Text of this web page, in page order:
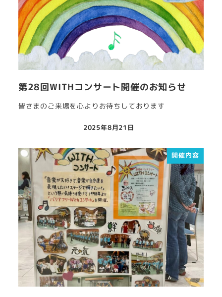
第28回WITHコンサート開催のお知らせ
皆さまのご来場を心よりお待ちしております
2025年8月21日
開催内容